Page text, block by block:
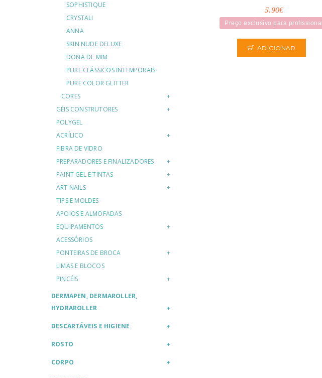
SOPHISTIQUE
CRYSTALI
ANNA
SKIN NUDE DELUXE
DONA DE MIM
PURE CLÁSSICOS INTEMPORAIS
PURE COLOR GLITTER
CORES
GÉIS CONSTRUTORES
POLYGEL
ACRÍLICO
FIBRA DE VIDRO
PREPARADORES E FINALIZADORES
PAINT GEL E TINTAS
ART NAILS
TIPS E MOLDES
APOIOS E ALMOFADAS
EQUIPAMENTOS
ACESSÓRIOS
PONTEIRAS DE BROCA
LIMAS E BLOCOS
PINCÉIS
DERMAPEN, DERMAROLLER,
HYDRAROLLER
DESCARTÁVEIS E HIGIENE
ROSTO
CORPO
5.90€
Preço exclusivo para profissional
ADICIONAR